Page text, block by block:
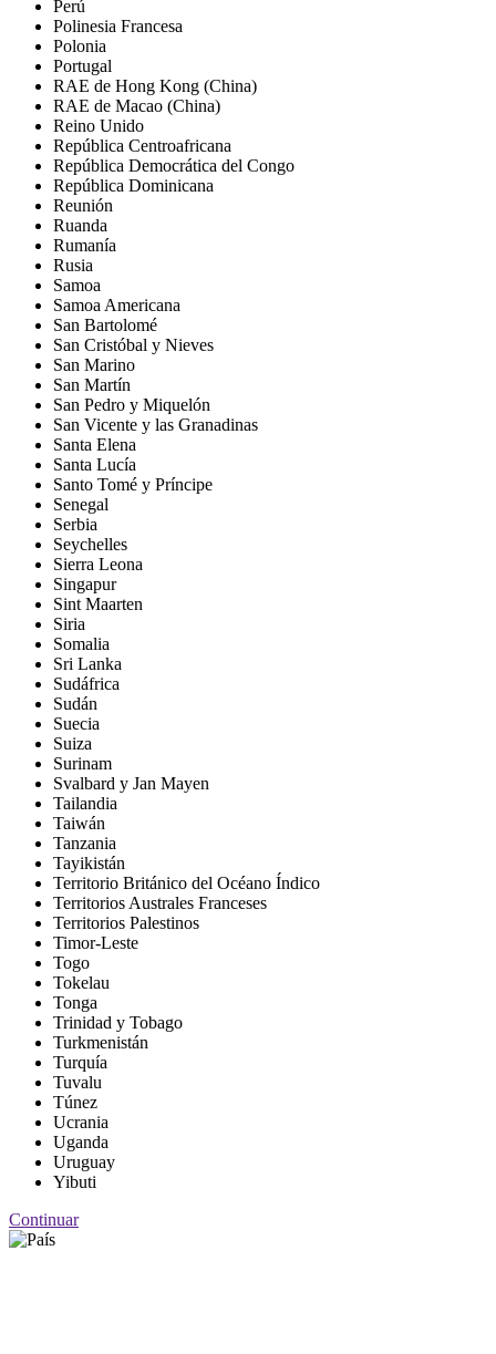
Perú
Polinesia Francesa
Polonia
Portugal
RAE de Hong Kong (China)
RAE de Macao (China)
Reino Unido
República Centroafricana
República Democrática del Congo
República Dominicana
Reunión
Ruanda
Rumanía
Rusia
Samoa
Samoa Americana
San Bartolomé
San Cristóbal y Nieves
San Marino
San Martín
San Pedro y Miquelón
San Vicente y las Granadinas
Santa Elena
Santa Lucía
Santo Tomé y Príncipe
Senegal
Serbia
Seychelles
Sierra Leona
Singapur
Sint Maarten
Siria
Somalia
Sri Lanka
Sudáfrica
Sudán
Suecia
Suiza
Surinam
Svalbard y Jan Mayen
Tailandia
Taiwán
Tanzania
Tayikistán
Territorio Británico del Océano Índico
Territorios Australes Franceses
Territorios Palestinos
Timor-Leste
Togo
Tokelau
Tonga
Trinidad y Tobago
Turkmenistán
Turquía
Tuvalu
Túnez
Ucrania
Uganda
Uruguay
Yibuti
Continuar